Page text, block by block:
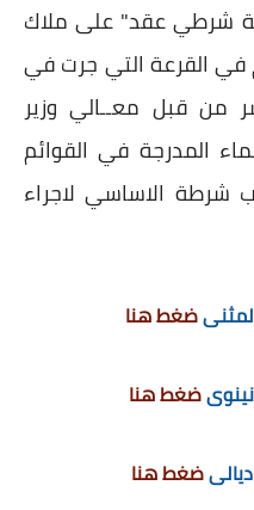
شرطي عقد" على ملاك
القرعة التي جرت في
من قبل معــالي وزير
المدرجة في القوائم
شرطة الاساسي لاجراء
ضغط هنا
ضغط هنا
ضغط هنا